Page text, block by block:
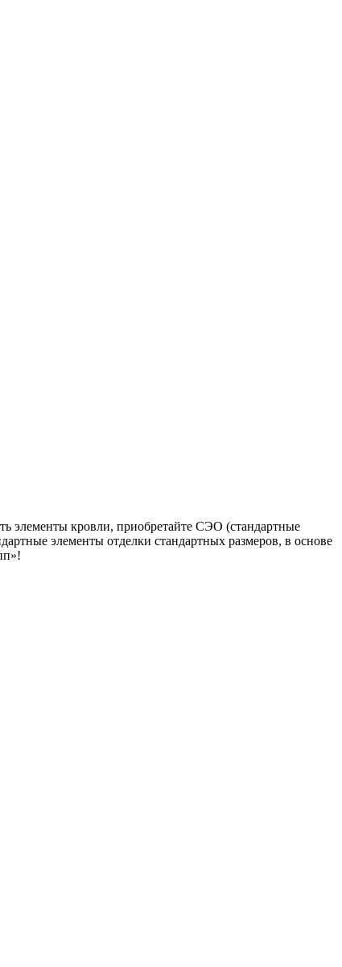
элементы кровли, приобретайте СЭО (стандартные
элементы отделки стандартных размеров, в основе